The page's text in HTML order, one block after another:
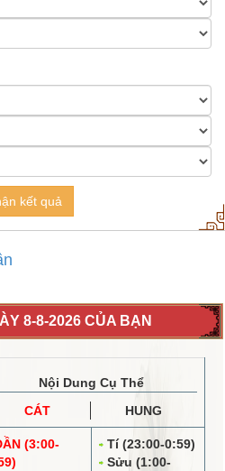
kết quả
8-8-2026 CỦA BẠN
Nội Dung Cụ Thể
CÁT
HUNG
(3:00-
Tí (23:00-0:59)
Sửu (1:00-